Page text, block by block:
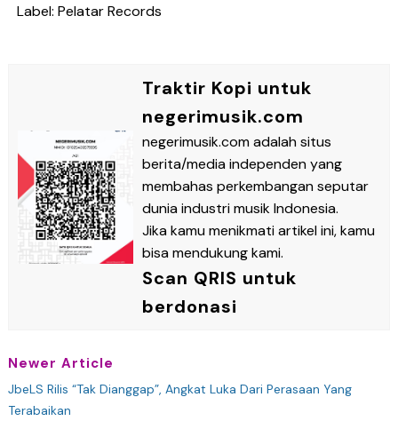
Label: Pelatar Records
Traktir Kopi untuk
negerimusik.com
negerimusik.com adalah situs
berita/media independen yang
membahas perkembangan seputar
dunia industri musik Indonesia.
Jika kamu menikmati artikel ini, kamu
bisa mendukung kami.
Scan QRIS untuk
berdonasi
Newer Article
JbeLS Rilis “Tak Dianggap”, Angkat Luka Dari Perasaan Yang
Terabaikan